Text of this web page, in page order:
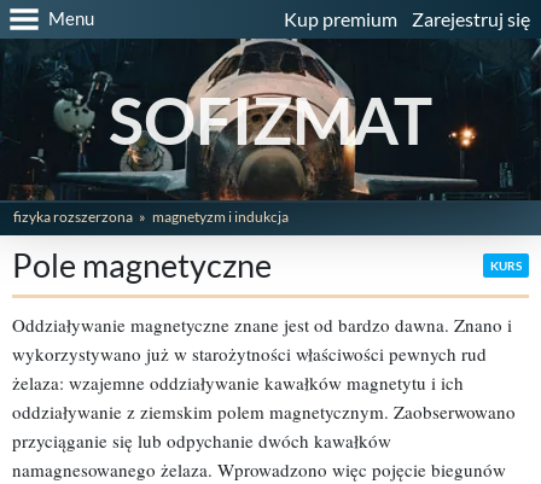
Menu Kup premium Zarejestruj się
SOFIZMAT
fizyka rozszerzona magnetyzm i indukcja
Pole magnetyczne KURS
Oddziaływanie magnetyczne znane jest od bardzo dawna. Znano i
wykorzystywano już w starożytności właściwości pewnych rud
żelaza: wzajemne oddziaływanie kawałków magnetytu i ich
oddziaływanie z ziemskim polem magnetycznym. Zaobserwowano
przyciąganie się lub odpychanie dwóch kawałków
namagnesowanego żelaza. Wprowadzono więc pojęcie biegunów